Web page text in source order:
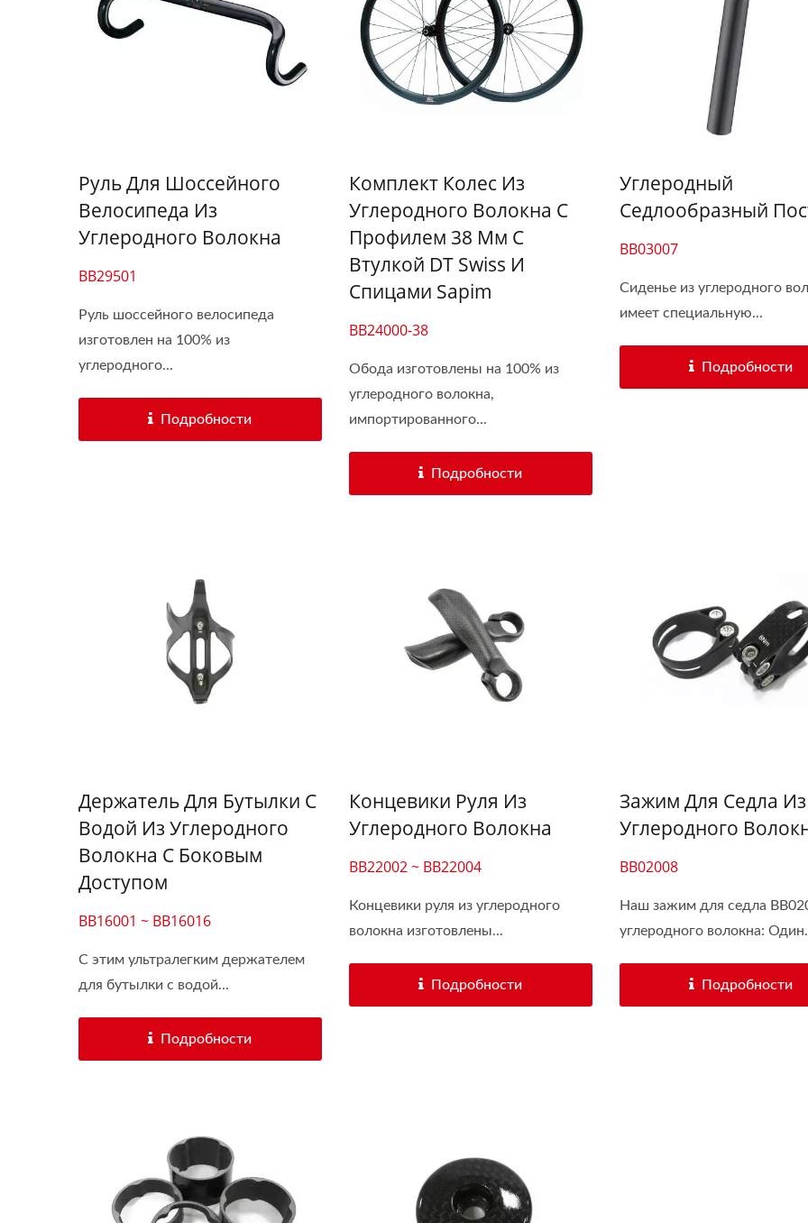
Руль Для Шоссейного
Велосипеда Из
Углеродного Волокна
BB29501
Руль шоссейного велосипеда
изготовлен на 100% из
углеродного...
Подробности
Комплект Колес Из
Углеродного Волокна С
Профилем 38 Мм С
Втулкой DT Swiss И
Спицами Sapim
BB24000-38
Обода изготовлены на 100% из
углеродного волокна,
импортированного...
Подробности
Углеродный
Седлообразный
BB03007
Сиденье из углеродного
имеет специальную...
Подробности
Держатель Для Бутылки С
Водой Из Углеродного
Волокна С Боковым
Доступом
BB16001 ~ BB16016
С этим ультралегким держателем
для бутылки с водой...
Подробности
Концевики Руля Из
Углеродного Волокна
BB22002 ~ BB22004
Концевики руля из углеродного
волокна изготовлены...
Подробности
Зажим Для Седла Из
Углеродного
BB02008
Наш зажим для седла
углеродного волокна:
Подробности